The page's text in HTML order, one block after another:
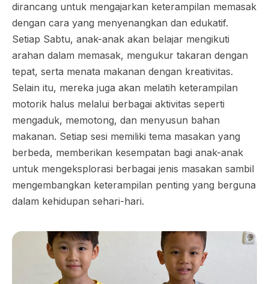
dirancang untuk mengajarkan keterampilan memasak
dengan cara yang menyenangkan dan edukatif.
Setiap Sabtu, anak-anak akan belajar mengikuti
arahan dalam memasak, mengukur takaran dengan
tepat, serta menata makanan dengan kreativitas.
Selain itu, mereka juga akan melatih keterampilan
motorik halus melalui berbagai aktivitas seperti
mengaduk, memotong, dan menyusun bahan
makanan. Setiap sesi memiliki tema masakan yang
berbeda, memberikan kesempatan bagi anak-anak
untuk mengeksplorasi berbagai jenis masakan sambil
mengembangkan keterampilan penting yang berguna
dalam kehidupan sehari-hari.